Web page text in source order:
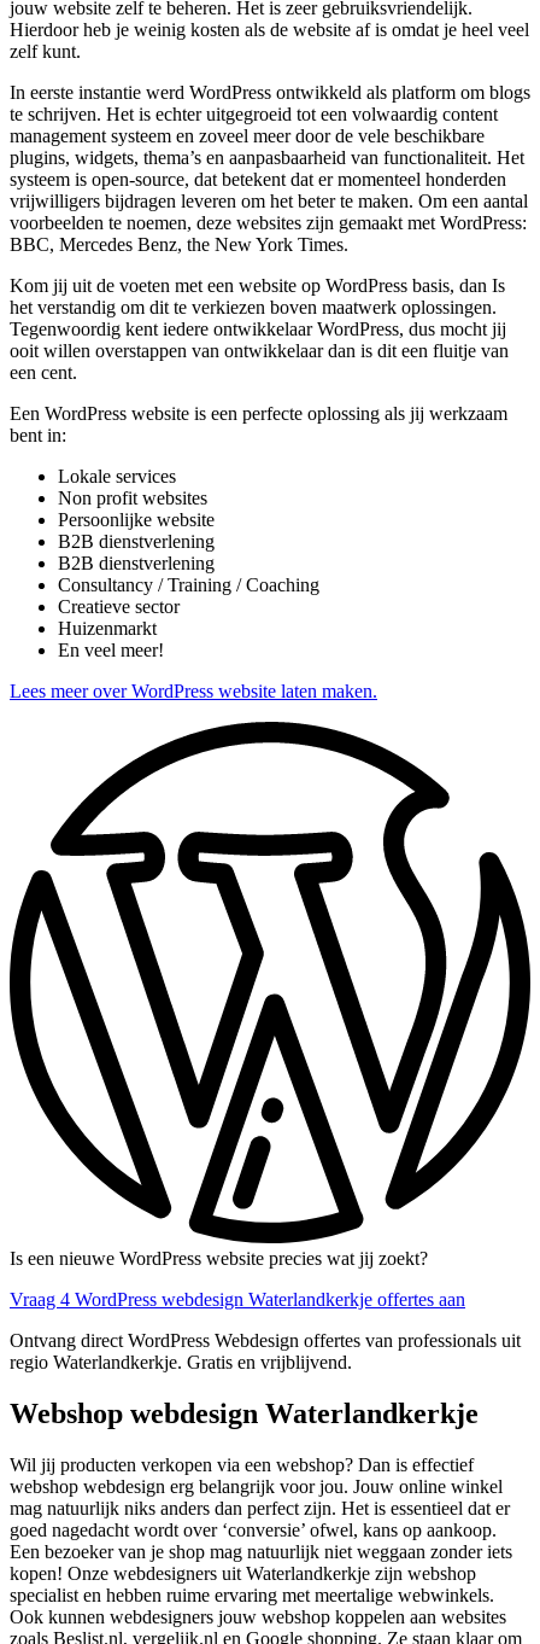
jouw website zelf te beheren. Het is zeer gebruiksvriendelijk.
Hierdoor heb je weinig kosten als de website af is omdat je heel veel
zelf kunt.
In eerste instantie werd WordPress ontwikkeld als platform om blogs
te schrijven. Het is echter uitgegroeid tot een volwaardig content
management systeem en zoveel meer door de vele beschikbare
plugins, widgets, thema’s en aanpasbaarheid van functionaliteit. Het
systeem is open-source, dat betekent dat er momenteel honderden
vrijwilligers bijdragen leveren om het beter te maken. Om een aantal
voorbeelden te noemen, deze websites zijn gemaakt met WordPress:
BBC, Mercedes Benz, the New York Times.
Kom jij uit de voeten met een website op WordPress basis, dan Is
het verstandig om dit te verkiezen boven maatwerk oplossingen.
Tegenwoordig kent iedere ontwikkelaar WordPress, dus mocht jij
ooit willen overstappen van ontwikkelaar dan is dit een fluitje van
een cent.
Een WordPress website is een perfecte oplossing als jij werkzaam
bent in:
Lokale services
Non profit websites
Persoonlijke website
B2B dienstverlening
B2B dienstverlening
Consultancy / Training / Coaching
Creatieve sector
Huizenmarkt
En veel meer!
Lees meer over WordPress website laten maken.
Is een nieuwe WordPress website precies wat jij zoekt?
Vraag 4 WordPress webdesign Waterlandkerkje offertes aan
Ontvang direct WordPress Webdesign offertes van professionals uit
regio Waterlandkerkje. Gratis en vrijblijvend.
Webshop webdesign Waterlandkerkje
Wil jij producten verkopen via een webshop? Dan is effectief
webshop webdesign erg belangrijk voor jou. Jouw online winkel
mag natuurlijk niks anders dan perfect zijn. Het is essentieel dat er
goed nagedacht wordt over ‘conversie’ ofwel, kans op aankoop.
Een bezoeker van je shop mag natuurlijk niet weggaan zonder iets
kopen! Onze webdesigners uit Waterlandkerkje zijn webshop
specialist en hebben ruime ervaring met meertalige webwinkels.
Ook kunnen webdesigners jouw webshop koppelen aan websites
zoals Beslist.nl, vergelijk.nl en Google shopping. Ze staan klaar om